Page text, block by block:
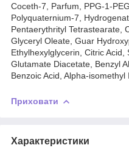
Coceth-7, Parfum, PPG-1-
Polyquaternium-7,
Pentaerythrityl Tetrastearate,
Glyceryl Oleate, Guar
Ethylhexylglycerin, Citric
Glutamate Diacetate, Benzyl
Benzoic Acid, Alpha-
Приховати
Характеристики